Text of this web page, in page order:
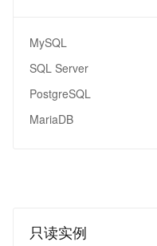
MySQL
SQL Server
PostgreSQL
MariaDB
只读实例